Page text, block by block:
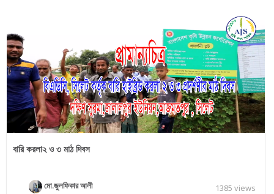
বারি করলা২ ও ৩ মাঠ দিবস
মো.জুলফিকার আলী 1385 views